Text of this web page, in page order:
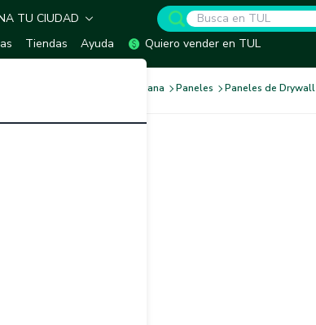
TU CIUDAD
Tiendas Ayuda Quiero vender en TUL
Sistema de Construccion Liviana Paneles Paneles de Drywall